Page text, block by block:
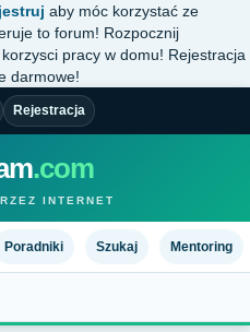
aby móc korzystać ze
to forum! Rozpocznij
korzysci pracy w domu! Rejestracja
darmowe!
Rejestracja
.com
INTERNET
Poradniki Szukaj Mentoring